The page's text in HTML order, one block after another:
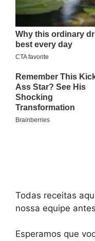
Todas receitas
nossa equipe
Esperamos que